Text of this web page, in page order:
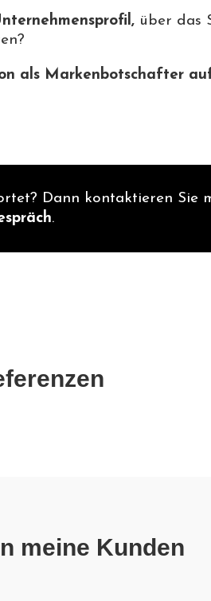
über das
als Markenbotschafter
Dann kontaktieren Sie
.
meine Kunden